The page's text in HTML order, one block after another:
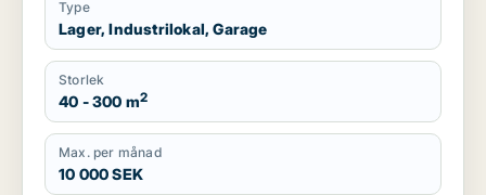
Type
Lager, Industrilokal, Garage
Storlek
40 - 300 m2
Max. per månad
10 000 SEK